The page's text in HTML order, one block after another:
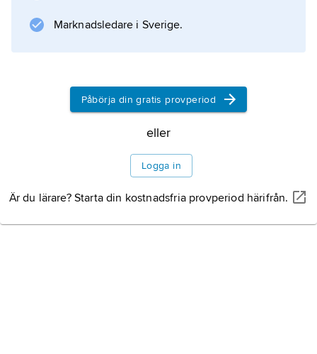
Marknadsledare i Sverige.
Påbörja din gratis provperiod
eller
Logga in
Är du lärare? Starta din kostnadsfria provperiod härifrån.